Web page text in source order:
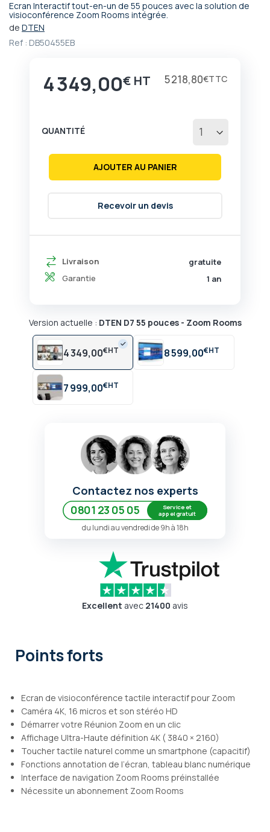
Ecran Interactif tout-en-un de 55 pouces avec la solution de
visioconférence Zoom Rooms intégrée.
de DTEN
Ref : DB50455EB
4 349,00€ 5 218,80€
Livraison
gratuite
Garantie
1 an
QUANTITÉ
AJOUTER AU PANIER
Recevoir un devis
Version actuelle : DTEN D7 55 pouces - Zoom Rooms
4 349,00€ 8 599,00€
7 999,00€
Passer
au
de
d’images
Contactez nos experts
0801 23 05 05
Service et
appel gratuit
du lundi au vendredi de 9h à 18h
Excellent avec 21400 avis
Points forts
Ecran de visioconférence tactile interactif pour Zoom
Caméra 4K, 16 micros et son stéréo HD
Démarrer votre Réunion Zoom en un clic
Affichage Ultra-Haute définition 4K ( 3840 × 2160)
Toucher tactile naturel comme un smartphone (capacitif)
Fonctions annotation de l’écran, tableau blanc numérique
Interface de navigation Zoom Rooms préinstallée
Nécessite un abonnement Zoom Rooms